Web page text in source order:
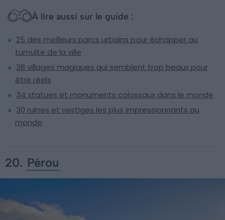
À lire aussi sur le guide :
25 des meilleurs parcs urbains pour échapper au
tumulte de la ville
38 villages magiques qui semblent trop beaux pour
être réels
34 statues et monuments colossaux dans le monde
30 ruines et vestiges les plus impressionnants au
monde
20. Pérou